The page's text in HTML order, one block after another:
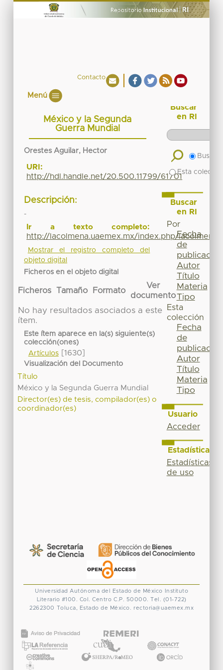
Contacto
Menú
México y la Segunda
Guerra Mundial
Orestes Aguilar, Hector
URI:
http://hdl.handle.net/20.500.11799/61701
Descripción:
-
Ir a texto completo:
http://lacolmena.uaemex.mx/index.php/
Mostrar el registro completo del
objeto digital
Ficheros en el objeto digital
Ficheros Tamaño Formato
Ver
documento
No hay resultados asociados a este
ítem.
Este ítem aparece en la(s) siguiente(s)
colección(ones)
Artículos[1630]
Visualización del Documento
Título
México y la Segunda Guerra Mundial
Director(es) de tesis, compilador(es) o
coordinador(es)
Buscar
en RI
Buscar
Esta
Buscar
en RI
Por
Fecha
de
publicación
Autor
Título
Materia
Tipo
Esta
colección
Fecha
de
publicación
Autor
Título
Materia
Tipo
Usuario
Acceder
Estadísticas
Estadísticas
de uso
Universidad Autónoma del Estado de México
Instituto
Literario #100. Col. Centro C.P. 50000. Tel. (01-722)
2262300 Toluca, Estado de México. rectoria@uaemex.mx